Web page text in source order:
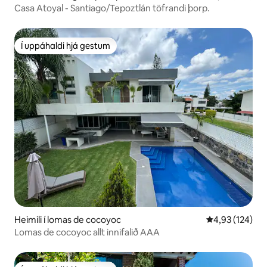
Casa Atoyal - Santiago/Tepoztlán töfrandi þorp.
Í uppáhaldi hjá gestum
Í uppáhaldi hjá gestum
Heimili í lomas de cocoyoc 4,93 af 5 í
4,93 (124)
Lomas de cocoyoc allt innifalið AAA